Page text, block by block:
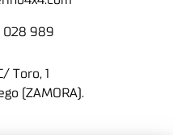
028 989
Toro, 1
(ZAMORA).